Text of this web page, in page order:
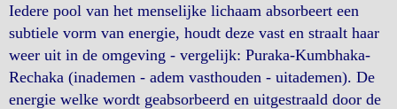
Iedere pool van het menselijke lichaam absorbeert een
subtiele vorm van energie, houdt deze vast en straalt haar
weer uit in de omgeving - vergelijk: Puraka-Kumbhaka-
Rechaka (inademen - adem vasthouden - uitademen). De
energie welke wordt geabsorbeerd en uitgestraald door de